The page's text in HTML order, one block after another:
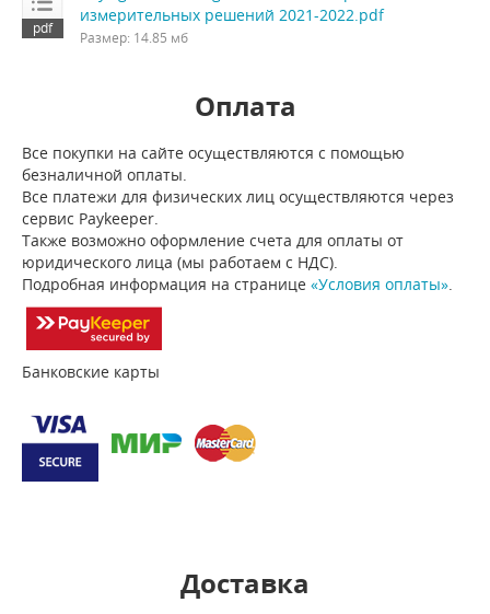
измерительных решений 2021-2022.pdf
Размер: 14.85 мб
Оплата
Все покупки на сайте осуществляются с помощью
безналичной оплаты.
Все платежи для физических лиц осуществляются через
сервис Paykeeper.
Также возможно оформление счета для оплаты от
юридического лица (мы работаем с НДС).
Подробная информация на странице «Условия оплаты».
Банковские карты
Доставка